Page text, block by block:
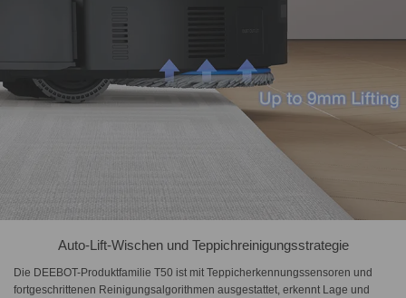
Auto-Lift-Wischen und Teppichreinigungsstrategie
Die DEEBOT-Produktfamilie T50 ist mit Teppicherkennungssensoren und
fortgeschrittenen Reinigungsalgorithmen ausgestattet, erkennt Lage und